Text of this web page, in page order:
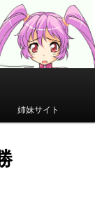
姉妹サイト